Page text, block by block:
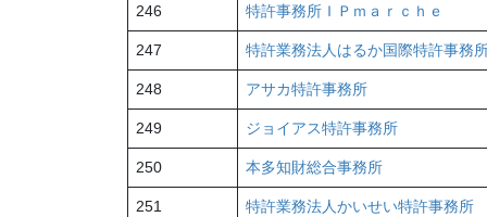
246 特許事務所ＩＰｍａｒｃｈｅ
247 特許業務法人はるか国際特許事務
248 アサカ特許事務所
249 ジョイアス特許事務所
250 本多知財総合事務所
251 特許業務法人かいせい特許事務所